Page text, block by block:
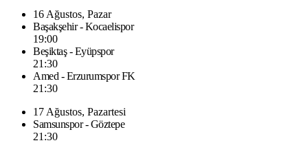
16 Ağustos, Pazar
Başakşehir - Kocaelispor
19:00
Beşiktaş - Eyüpspor
21:30
Amed - Erzurumspor FK
21:30
17 Ağustos, Pazartesi
Samsunspor - Göztepe
21:30